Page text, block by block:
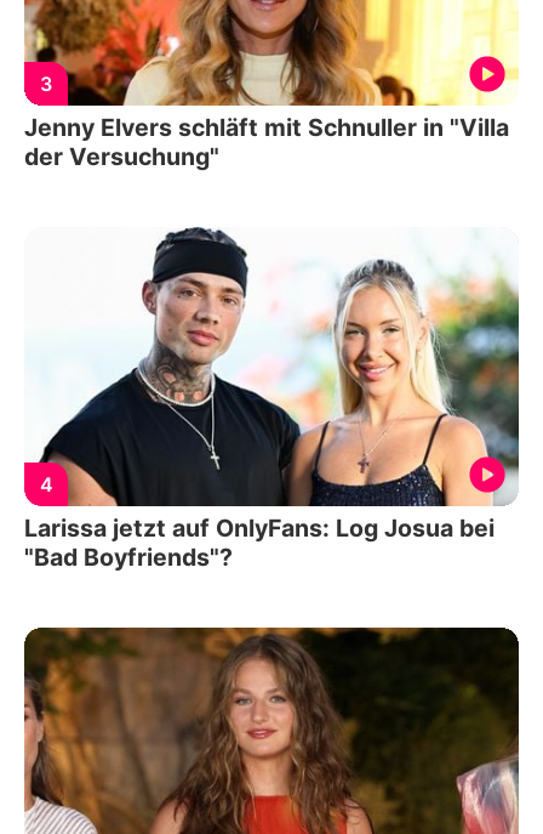
3
Jenny Elvers schläft mit Schnuller in "Villa
der Versuchung"
4
Larissa jetzt auf OnlyFans: Log Josua bei
"Bad Boyfriends"?